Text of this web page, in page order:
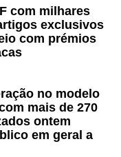
com milhares
exclusivos
com prémios
no modelo
mais de 270
ontem
em geral a